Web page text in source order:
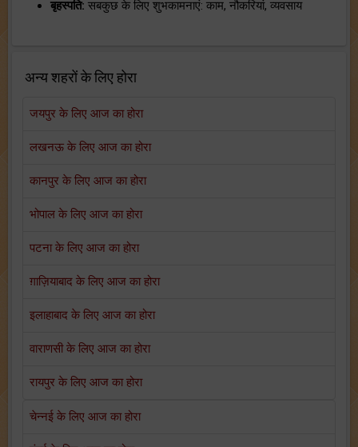
बृहस्पति: सबकुछ के लिए शुभकामनाएं: काम, नौकरियां, व्यवसाय
अन्य शहरों के लिए होरा
जयपुर के लिए आज का होरा
लखनऊ के लिए आज का होरा
कानपुर के लिए आज का होरा
भोपाल के लिए आज का होरा
पटना के लिए आज का होरा
ग़ाज़ियाबाद के लिए आज का होरा
इलाहाबाद के लिए आज का होरा
वाराणसी के लिए आज का होरा
रायपुर के लिए आज का होरा
चेन्नई के लिए आज का होरा